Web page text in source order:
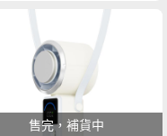
售完，補貨中